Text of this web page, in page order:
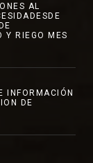
AL
Y RIEGO MES
INFORMACIÓN
DE